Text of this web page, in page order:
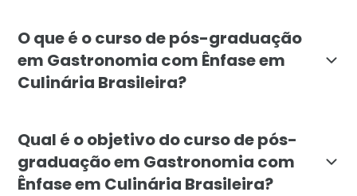
O que é o curso de pós-graduação
em Gastronomia com Ênfase em
Culinária Brasileira?
Qual é o objetivo do curso de pós-
graduação em Gastronomia com
Ênfase em Culinária Brasileira?